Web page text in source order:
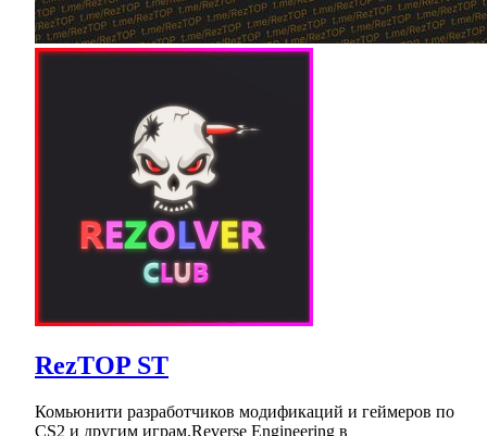
RezTOP ST
Комьюнити разработчиков модификаций и геймеров по
CS2 и другим играм.Reverse Engineering в